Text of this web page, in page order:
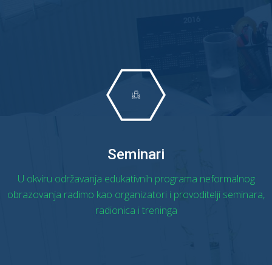
Seminari
U okviru održavanja edukativnih programa neformalnog
obrazovanja radimo kao organizatori i provoditelji seminara,
radionica i treninga